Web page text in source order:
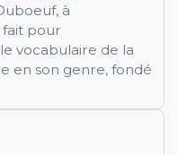
à
fait pour
vocabulaire de la
en son genre, fondé